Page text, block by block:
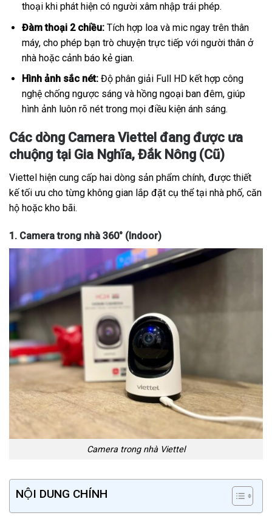
thoại khi phát hiện có người xâm nhập trái phép.
Đàm thoại 2 chiều:Tích hợp loa và mic ngay trên thân
máy, cho phép bạn trò chuyện trực tiếp với người thân ở
nhà hoặc cảnh báo kẻ gian.
Hình ảnh sắc nét:Độ phân giải Full HD kết hợp công
nghệ chống ngược sáng và hồng ngoại ban đêm, giúp
hình ảnh luôn rõ nét trong mọi điều kiện ánh sáng.
Các dòng Camera Viettel đang được ưa
chuộng tại Gia Nghĩa, Đắk Nông (Cũ)
Viettel hiện cung cấp hai dòng sản phẩm chính, được thiết
kế tối ưu cho từng không gian lắp đặt cụ thể tại nhà phố, căn
hộ hoặc kho bãi.
1. Camera trong nhà 360° (Indoor)
Camera trong nhà Viettel
NỘI DUNG CHÍNH